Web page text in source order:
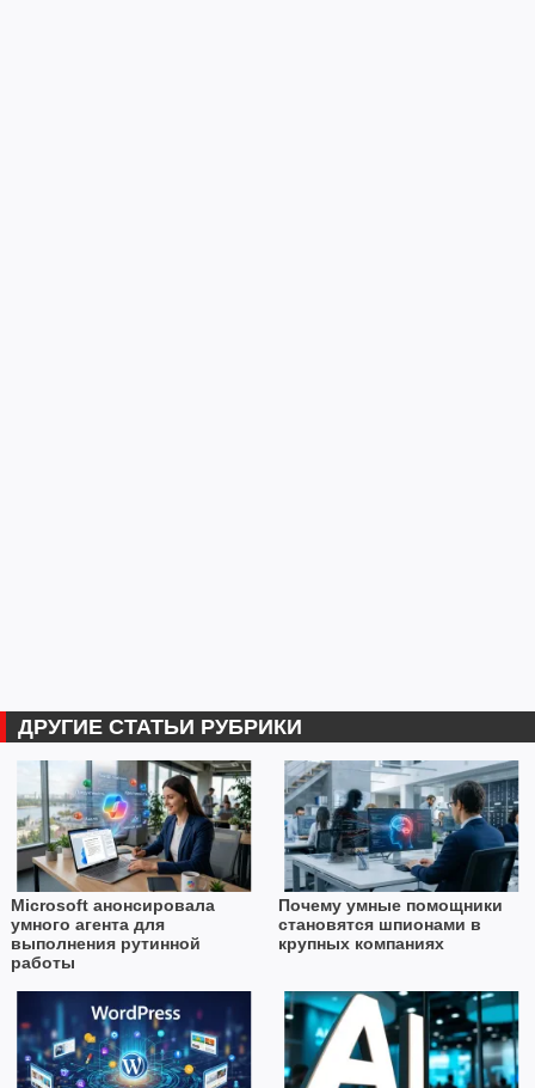
ДРУГИЕ СТАТЬИ РУБРИКИ
Microsoft анонсировала
умного агента для
выполнения рутинной
работы
Почему умные помощники
становятся шпионами в
крупных компаниях